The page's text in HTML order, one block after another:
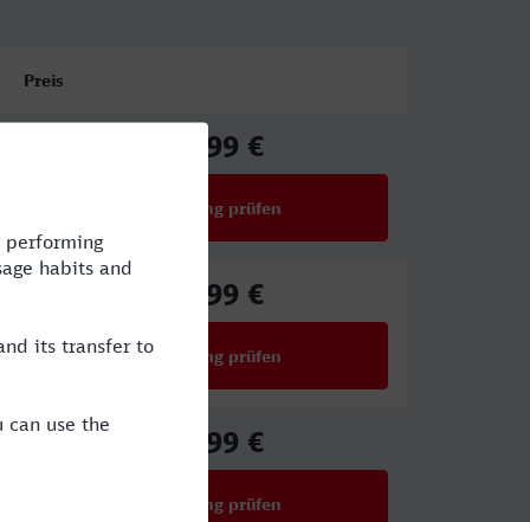
Preis
37,99 €
Verbindung prüfen
37,99 €
Verbindung prüfen
32,99 €
Verbindung prüfen